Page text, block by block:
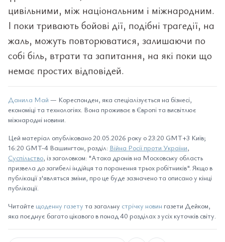
цивільними, між національним і міжнародним.
І поки тривають бойові дії, подібні трагедії, на
жаль, можуть повторюватися, залишаючи по
собі біль, втрати та запитання, на які поки що
немає простих відповідей.
Данила Май — Кореспонден, яка спеціалізується на бізнесі,
економіці та технологіях. Вона проживає в Європі та висвітлює
міжнародні новини.
Цей матеріал опубліковано 20.05.2026 року о 23:20 GMT+3 Київ;
16:20 GMT-4 Вашингтон, розділ: Війна Росії проти України,
Суспільство, із заголовком: "Атака дронів на Московську область
призвела до загибелі індійця та поранення трьох робітників". Якщо в
публікації з'являться зміни, про це буде зазначено та описано у кінці
публікації.
Читайте щоденну газету та загальну стрічку новин газети Дейком,
яка поєднує багато цікавого в понад 40 розділах з усіх куточків світу.